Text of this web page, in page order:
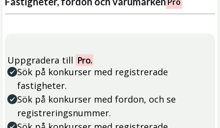
Uppgradera till Pro.
Sök på konkurser med registrerade
fastigheter.
Sök på konkurser med fordon, och se
registreringsnummer.